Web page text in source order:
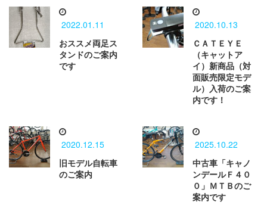
2022.01.11
おススメ両足ス
タンドのご案内
です
2020.10.13
ＣＡＴＥＹＥ
（キャットア
イ）新商品（対
面販売限定モデ
ル）入荷のご案
内です！
2020.12.15
旧モデル自転車
のご案内
2025.10.22
中古車「キャノ
ンデールＦ４０
０」ＭＴＢのご
案内です